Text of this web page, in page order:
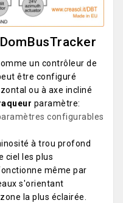
un contrôleur de
être configuré
ou à axe incliné
paramètre:
configurables
à trou profond
ciel les plus
même par
s'orientant
la plus éclairée.